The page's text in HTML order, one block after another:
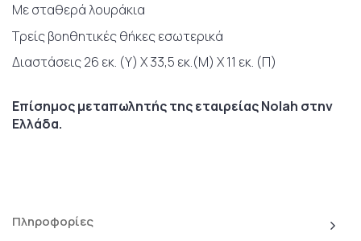
Με σταθερά λουράκια
Τρείς βοηθητικές θήκες εσωτερικά
Διαστάσεις 26 εκ. (Υ) Χ 33,5 εκ.(Μ) Χ 11 εκ. (Π)
Επίσημος μεταπωλητής της εταιρείας Nolah στην
Ελλάδα.
Πληροφορίες